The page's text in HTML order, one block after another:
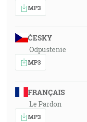
MP3
ČESKY
Odpustenie
MP3
FRANÇAIS
Le Pardon
MP3